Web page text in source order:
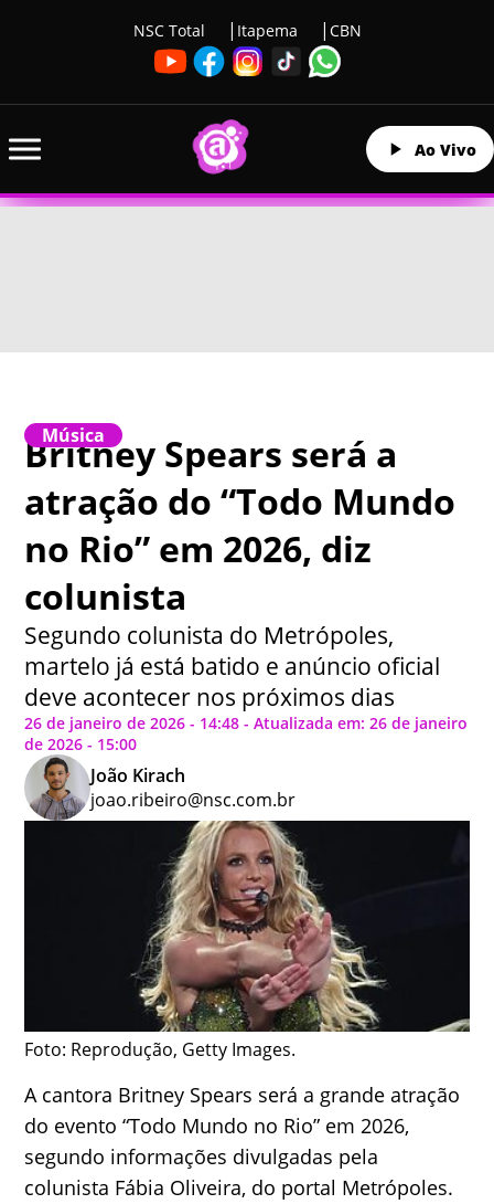
NSC Total Itapema CBN
Ao Vivo
Música
Britney Spears será a
atração do “Todo Mundo
no Rio” em 2026, diz
colunista
Segundo colunista do Metrópoles,
martelo já está batido e anúncio oficial
deve acontecer nos próximos dias
26 de janeiro de 2026 - 14:48 - Atualizada em: 26 de janeiro
de 2026 - 15:00
João Kirach
joao.ribeiro@nsc.com.br
Foto: Reprodução, Getty Images.
A cantora Britney Spears será a grande atração
do evento “Todo Mundo no Rio” em 2026,
segundo informações divulgadas pela
colunista Fábia Oliveira, do portal Metrópoles.